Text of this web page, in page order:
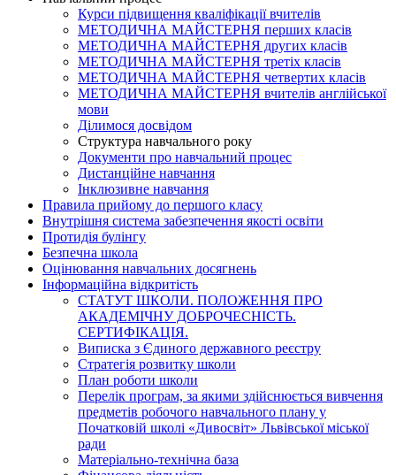
Курси підвищення кваліфікації вчителів
МЕТОДИЧНА МАЙСТЕРНЯ перших класів
МЕТОДИЧНА МАЙСТЕРНЯ других класів
МЕТОДИЧНА МАЙСТЕРНЯ третіх класів
МЕТОДИЧНА МАЙСТЕРНЯ четвертих класів
МЕТОДИЧНА МАЙСТЕРНЯ вчителів англійської
мови
Ділимося досвідом
Структура навчального року
Документи про навчальний процес
Дистанційне навчання
Інклюзивне навчання
Правила прийому до першого класу
Внутрішня система забезпечення якості освіти
Протидія булінгу
Безпечна школа
Оцінювання навчальних досягнень
Інформаційна відкритість
СТАТУТ ШКОЛИ. ПОЛОЖЕННЯ ПРО
АКАДЕМІЧНУ ДОБРОЧЕСНІСТЬ.
СЕРТИФІКАЦІЯ.
Виписка з Єдиного державного реєстру
Стратегія розвитку школи
План роботи школи
Перелік програм, за якими здійснюється вивчення
предметів робочого навчального плану у
Початковій школі «Дивосвіт» Львівської міської
ради
Матеріально-технічна база